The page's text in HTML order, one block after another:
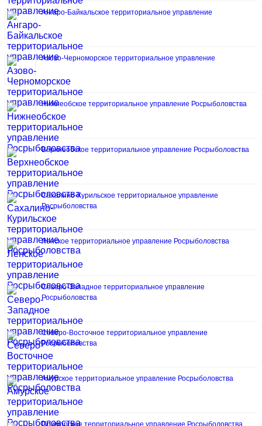
Ангаро-Байкальское территориальное управление
Азово-Черноморское территориальное управление
Нижнеобское территориальное управление Росрыболовства
Верхнеобское территориальное управление Росрыболовства
Сахалино-Курильское территориальное управление
Росрыболовства
Ленское территориальное управление Росрыболовства
Северо-Западное территориальное управление
Росрыболовства
Северо-Восточное территориальное управление
Росрыболовства
Амурское территориальное управление Росрыболовства
Приморское территориальное управление Росрыболовства